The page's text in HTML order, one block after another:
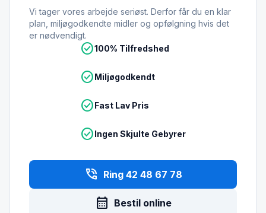
Vi tager vores arbejde seriøst. Derfor får du en klar
plan, miljøgodkendte midler og opfølgning hvis det
er nødvendigt.
check_circle100% Tilfredshed
check_circleMiljøgodkendt
check_circleFast Lav Pris
check_circleIngen Skjulte Gebyrer
phone_in_talk Ring 42 48 67 78
calendar_month Bestil online